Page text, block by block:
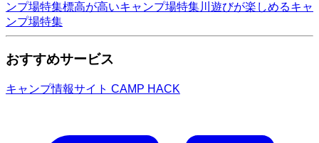
ンプ場特集標高が高いキャンプ場特集川遊びが楽しめるキャ
ンプ場特集
おすすめサービス
キャンプ情報サイト CAMP HACK